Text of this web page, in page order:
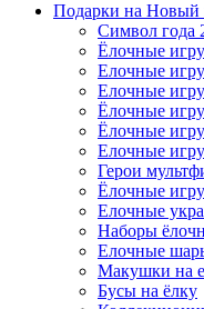
Подарки на Новый
Символ года
Ёлочные
Елочные
Елочные
Ёлочные
Ёлочные
Елочные
Герои
Ёлочные
Елочные
Наборы
Елочные
Макушки на
Бусы на ёлку